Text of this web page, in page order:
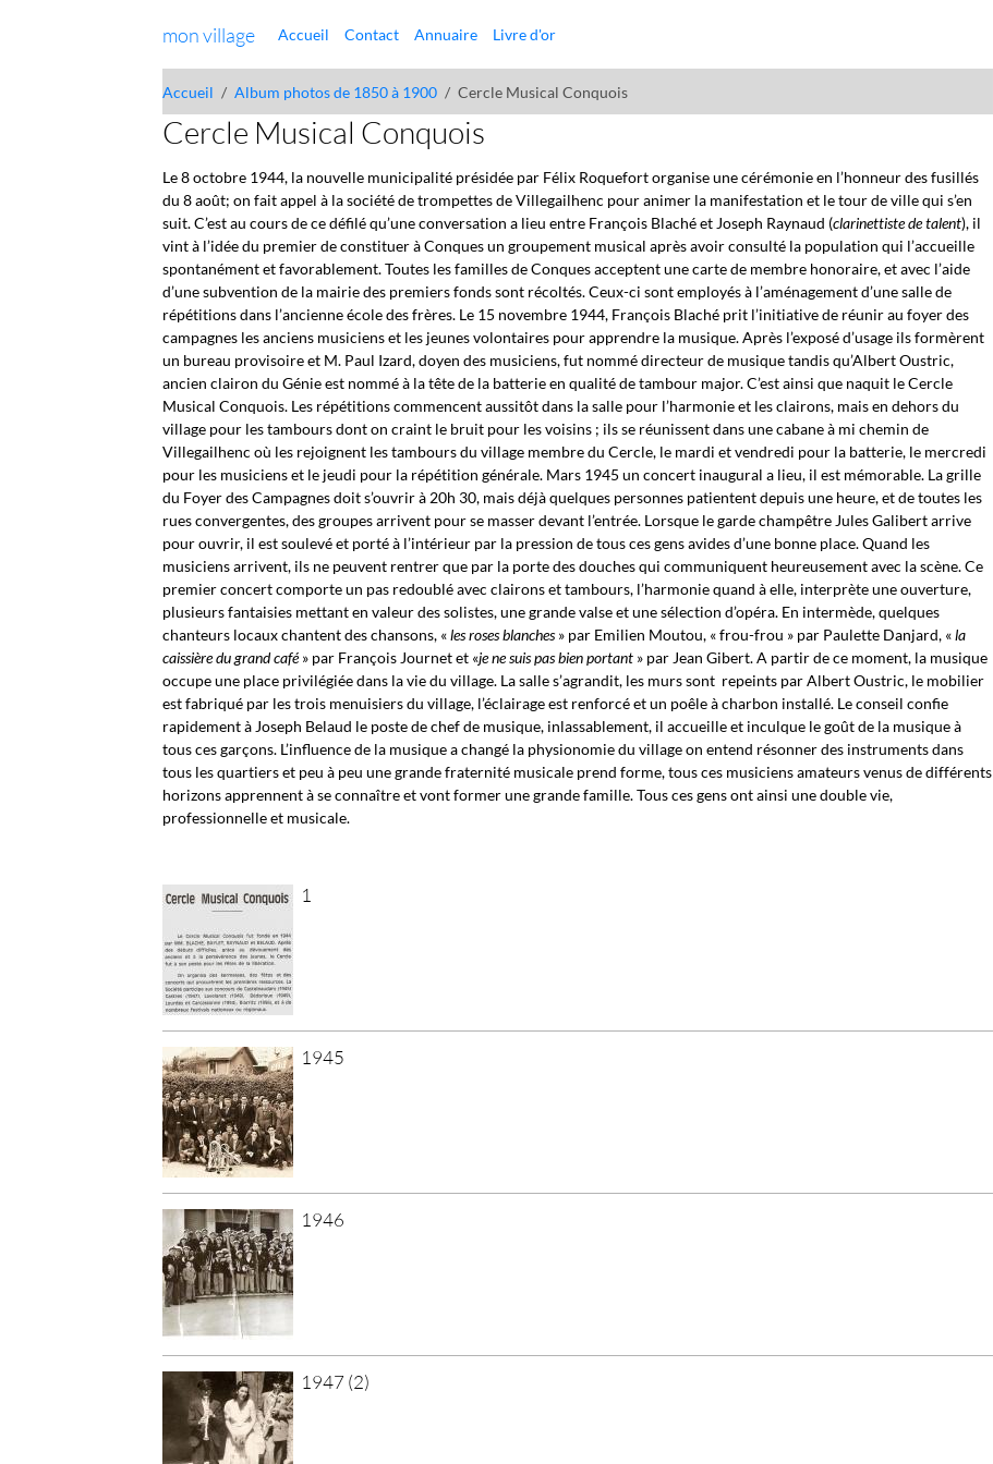
mon village Accueil Contact Annuaire Livre d'or
Accueil Album photos de 1850 à 1900 Cercle Musical Conquois
Cercle Musical Conquois
Le 8 octobre 1944, la nouvelle municipalité présidée par Félix Roquefort organise une cérémonie en l’honneur des fusillés
du 8 août; on fait appel à la société de trompettes de Villegailhenc pour animer la manifestation et le tour de ville qui s’en
suit. C’est au cours de ce défilé qu’une conversation a lieu entre François Blaché et Joseph Raynaud (clarinettiste de talent), il
vint à l’idée du premier de constituer à Conques un groupement musical après avoir consulté la population qui l’accueille
spontanément et favorablement. Toutes les familles de Conques acceptent une carte de membre honoraire, et avec l’aide
d’une subvention de la mairie des premiers fonds sont récoltés. Ceux-ci sont employés à l’aménagement d’une salle de
répétitions dans l’ancienne école des frères. Le 15 novembre 1944, François Blaché prit l’initiative de réunir au foyer des
campagnes les anciens musiciens et les jeunes volontaires pour apprendre la musique. Après l’exposé d’usage ils formèrent
un bureau provisoire et M. Paul Izard, doyen des musiciens, fut nommé directeur de musique tandis qu’Albert Oustric,
ancien clairon du Génie est nommé à la tête de la batterie en qualité de tambour major. C’est ainsi que naquit le Cercle
Musical Conquois. Les répétitions commencent aussitôt dans la salle pour l’harmonie et les clairons, mais en dehors du
village pour les tambours dont on craint le bruit pour les voisins ; ils se réunissent dans une cabane à mi chemin de
Villegailhenc où les rejoignent les tambours du village membre du Cercle, le mardi et vendredi pour la batterie, le mercredi
pour les musiciens et le jeudi pour la répétition générale. Mars 1945 un concert inaugural a lieu, il est mémorable. La grille
du Foyer des Campagnes doit s’ouvrir à 20h 30, mais déjà quelques personnes patientent depuis une heure, et de toutes les
rues convergentes, des groupes arrivent pour se masser devant l’entrée. Lorsque le garde champêtre Jules Galibert arrive
pour ouvrir, il est soulevé et porté à l’intérieur par la pression de tous ces gens avides d’une bonne place. Quand les
musiciens arrivent, ils ne peuvent rentrer que par la porte des douches qui communiquent heureusement avec la scène. Ce
premier concert comporte un pas redoublé avec clairons et tambours, l’harmonie quand à elle, interprète une ouverture,
plusieurs fantaisies mettant en valeur des solistes, une grande valse et une sélection d’opéra. En intermède, quelques
chanteurs locaux chantent des chansons, «les roses blanches» par Emilien Moutou, « frou-frou » par Paulette Danjard, «la
caissière du grand café» par François Journet et «je ne suis pas bien portant » par Jean Gibert. A partir de ce moment, la musique
occupe une place privilégiée dans la vie du village. La salle s’agrandit, les murs sont repeints par Albert Oustric, le mobilier
est fabriqué par les trois menuisiers du village, l’éclairage est renforcé et un poêle à charbon installé. Le conseil confie
rapidement à Joseph Belaud le poste de chef de musique, inlassablement, il accueille et inculque le goût de la musique à
tous ces garçons. L’influence de la musique a changé la physionomie du village on entend résonner des instruments dans
tous les quartiers et peu à peu une grande fraternité musicale prend forme, tous ces musiciens amateurs venus de différents
horizons apprennent à se connaître et vont former une grande famille. Tous ces gens ont ainsi une double vie,
professionnelle et musicale.
1
1945
1946
1947 (2)